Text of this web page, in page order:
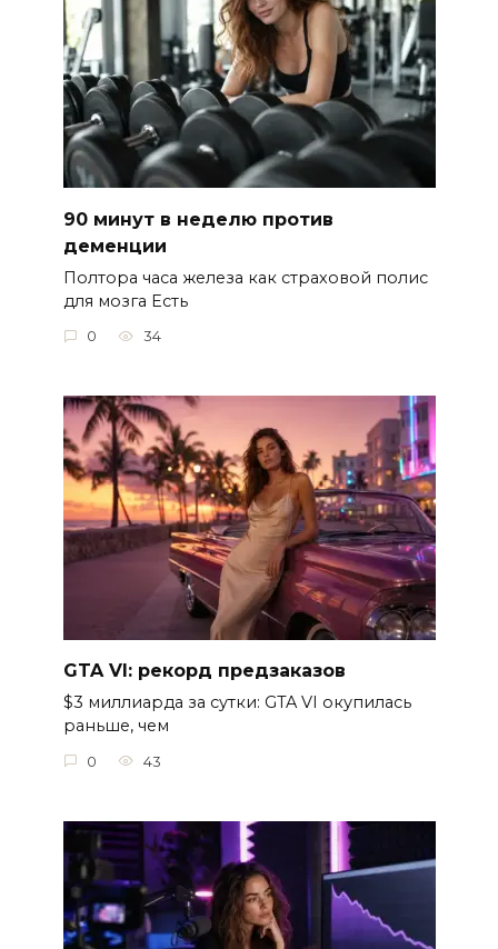
90 минут в неделю против
деменции
Полтора часа железа как страховой полис
для мозга Есть
0 34
GTA VI: рекорд предзаказов
$3 миллиарда за сутки: GTA VI окупилась
раньше, чем
0 43